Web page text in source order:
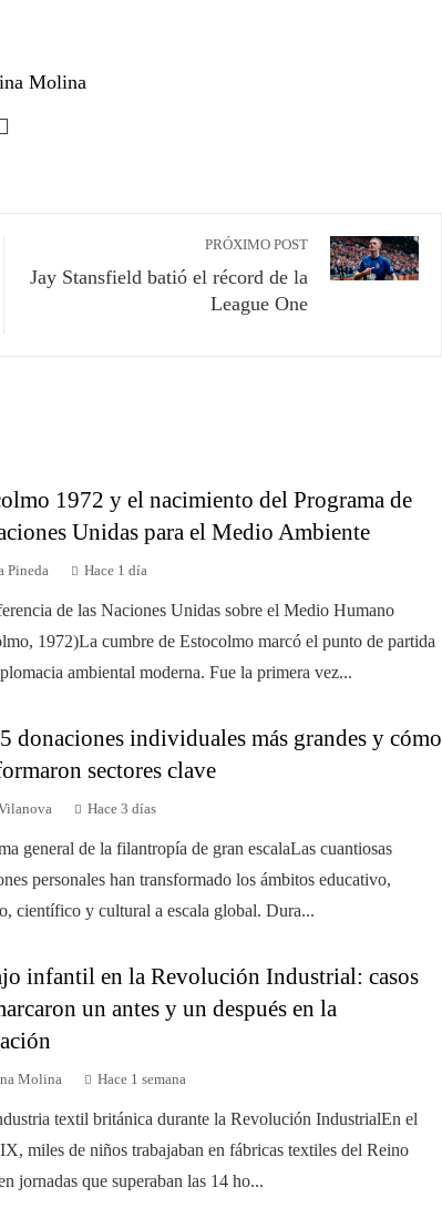
Molina
PRÓXIMO POST
Jay Stansfield batió el récord de la
League One
1972 y el nacimiento del Programa de
Unidas para el Medio Ambiente
Pineda Hace 1 día
de las Naciones Unidas sobre el Medio Humano
1972)La cumbre de Estocolmo marcó el punto de partida
ambiental moderna. Fue la primera vez...
donaciones individuales más grandes y cómo
sectores clave
Hace 3 días
general de la filantropía de gran escalaLas cuantiosas
personales han transformado los ámbitos educativo,
científico y cultural a escala global. Dura...
infantil en la Revolución Industrial: casos
un antes y un después en la
Molina Hace 1 semana
textil británica durante la Revolución IndustrialEn el
miles de niños trabajaban en fábricas textiles del Reino
jornadas que superaban las 14 ho...